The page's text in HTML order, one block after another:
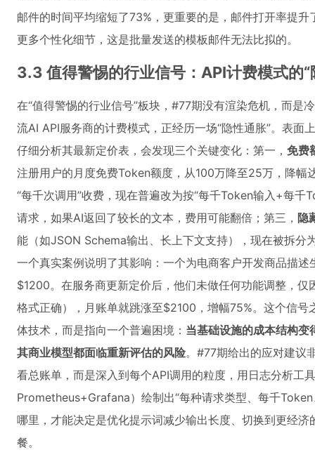
邮件的时间平均缩短了73%，更重要的是，邮件打开率提
更多个性化细节，这是批量发送的模板邮件无法比拟的。
3.3 值得警惕的行业信号：API计费模式的“
在“值得警惕的行业信号”板块，#77期没有渲染危机，而是
流AI API服务商的计费模式，正经历一场“隐性通胀”。表面
仔细分析其最新定价表，会发现三个关键变化：第一， 免费
注册用户的月度免费Token额度，从100万降至25万，降幅
“每千次调用”收费，现在普遍改为按“每千Token输入+每千
请求，如果AI返回了较长的文本，费用可能翻倍；第三， 隐
能（如JSON Schema输出、长上下文支持），现在被拆分
一个真实案例说明了其影响：一个为电商客户开发商品描
$1200。在服务商更新定价后，他们未做任何功能调整，仅
格式正确），月账单就跳涨至$2100，增幅75%。这个信号
体技术，而是指向一个普遍困境： 当基础设施的成本结构
其商业模型都面临重新评估的风险。#77期给出的应对建议
看总账单，而是深入到每个API调用的粒度，用日志分析工
Prometheus+Grafana）绘制出“每种请求类型、每千
哪里，才能决定是优化提示词减少输出长度、切换到更经
餐。